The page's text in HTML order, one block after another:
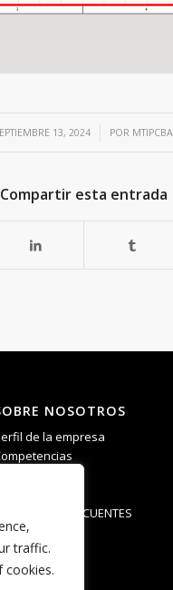
traffic.
cookies.
13, 2024
/ POR MTIPCBA
Compartir esta entrada
NOSOTROS
de la empresa
PREGUNTAS FRECUENTES